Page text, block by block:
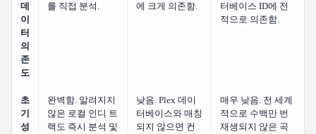
데
이
터
의
존
도
를 직접 분석.
에 크게 의존함.
터베이스 ID에 전
적으로 의존함.
초
기
성
완벽함. 알려지지
않은 로컬 인디 트
랙도 즉시 분석 및
낮음. Plex 데이
터베이스와 매칭
되지 않으면 컨
매우 낮음. 전 세계
적으로 수백만 번
재생되지 않은 곡